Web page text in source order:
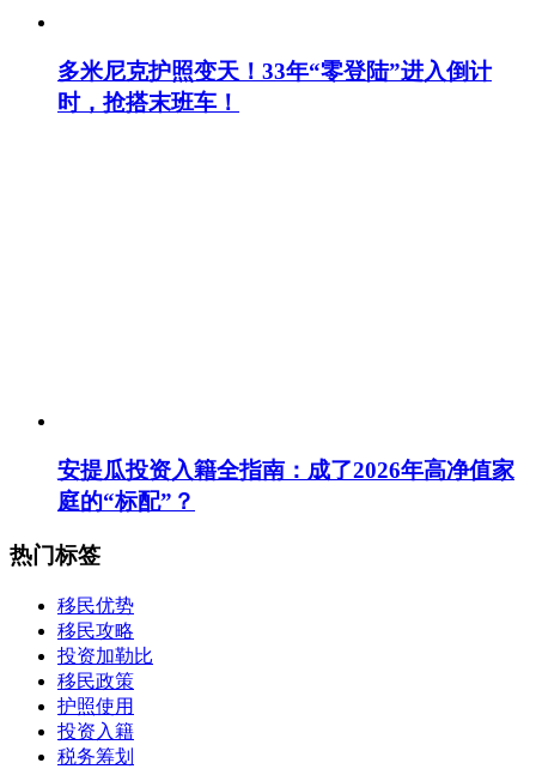
多米尼克护照变天！33年“零登陆”进入倒计
时，抢搭末班车！
安提瓜投资入籍全指南：成了2026年高净值家
庭的“标配”？
热门标签
移民优势
移民攻略
投资加勒比
移民政策
护照使用
投资入籍
税务筹划